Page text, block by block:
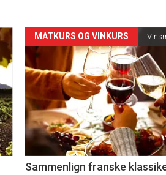
Forsiden
akkurat
nå
-
5
MATKURS OG VINKURS
Sammenlign franske